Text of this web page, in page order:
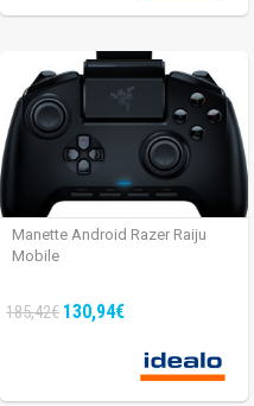
Manette Android Razer Raiju
Mobile
185,42€ 130,94€